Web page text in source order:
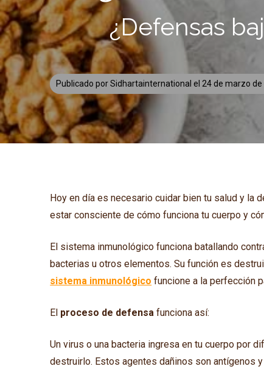
¿Defensas
Publicado porSidhartainternational el 24 de marzo de
Hoy en día es necesario cuidar bien tu salud y la
estar consciente de cómo funciona tu cuerpo y
El sistema inmunológico funciona batallando
bacterias u otros elementos. Su función es
sistema inmunológico funcione a la perfección
El proceso de defensa funciona así:
Un virus o una bacteria ingresa en tu cuerpo por
destruirlo. Estos agentes dañinos son antígenos